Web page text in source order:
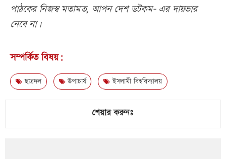
পাঠকের নিজস্ব মতামত, আপন দেশ ডটকম- এর দায়ভার
নেবে না।
সম্পর্কিত বিষয়:
ছাত্রদল উপাচার্য ইসলামী বিশ্ববিদ্যালয়
শেয়ার করুনঃ